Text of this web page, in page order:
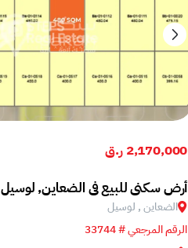
2,170,000 ر.ق
أرض سكني للبيع في الضعاين, لوسيل
الضعاين , لوسيل
الرقم المرجعي # 33744